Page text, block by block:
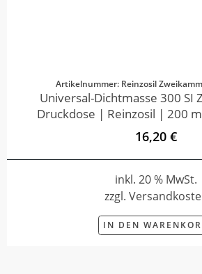
Artikelnummer: Reinzosil
Universal-Dichtmasse 300 SI
Druckdose | Reinzosil | 200
16,20 €
inkl. 20 % MwSt.
zzgl.
IN DEN